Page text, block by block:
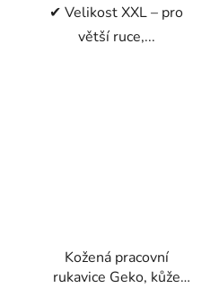
✔ Velikost XXL – pro
větší ruce,...
Kožená pracovní
rukavice Geko, kůže